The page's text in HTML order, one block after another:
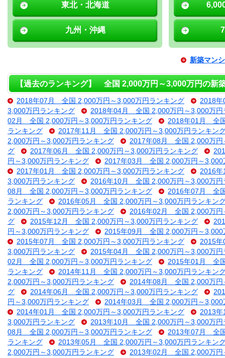
東北・北海道
九州・沖縄
新築マン
【過去のランキング】 全国 2,000万円～3,000万円の新
2018年07月 全国 2,000万円～3,000万円ランキング
2018
3,000万円ランキング
2018年04月 全国 2,000万円～3,000万円
02月 全国 2,000万円～3,000万円ランキング
2018年01月 全
ランキング
2017年11月 全国 2,000万円～3,000万円ランキン
2,000万円～3,000万円ランキング
2017年08月 全国 2,000万円
グ
2017年06月 全国 2,000万円～3,000万円ランキング
円～3,000万円ランキング
2017年03月 全国 2,000万円～3,000
2017年01月 全国 2,000万円～3,000万円ランキング
2016
3,000万円ランキング
2016年10月 全国 2,000万円～3,000万円
08月 全国 2,000万円～3,000万円ランキング
2016年07月 全
ランキング
2016年05月 全国 2,000万円～3,000万円ランキン
2,000万円～3,000万円ランキング
2016年02月 全国 2,000万円
グ
2015年12月 全国 2,000万円～3,000万円ランキング
円～3,000万円ランキング
2015年09月 全国 2,000万円～3,000
2015年07月 全国 2,000万円～3,000万円ランキング
2015
3,000万円ランキング
2015年04月 全国 2,000万円～3,000万円
02月 全国 2,000万円～3,000万円ランキング
2015年01月 全
ランキング
2014年11月 全国 2,000万円～3,000万円ランキン
2,000万円～3,000万円ランキング
2014年08月 全国 2,000万円
グ
2014年06月 全国 2,000万円～3,000万円ランキング
円～3,000万円ランキング
2014年03月 全国 2,000万円～3,000
2014年01月 全国 2,000万円～3,000万円ランキング
2013
3,000万円ランキング
2013年10月 全国 2,000万円～3,000万円
08月 全国 2,000万円～3,000万円ランキング
2013年07月 全
ランキング
2013年05月 全国 2,000万円～3,000万円ランキン
2,000万円～3,000万円ランキング
2013年02月 全国 2,000万円